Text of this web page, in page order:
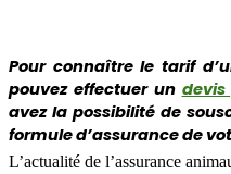
Pour connaître le tarif
pouvez effectuer un
avez la possibilité de
formule d’assurance de
L’actualité de l’assurance